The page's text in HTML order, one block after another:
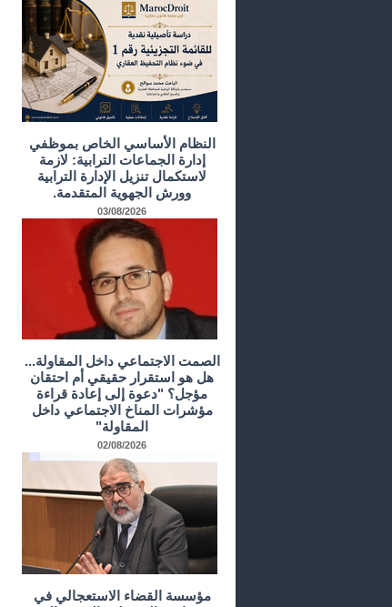
النظام الأساسي الخاص بموظفي
إدارة الجماعات الترابية: لازمة
لاستكمال تنزيل الإدارة الترابية
وورش الجهوية المتقدمة.
03/08/2026
الصمت الاجتماعي داخل المقاولة...
هل هو استقرار حقيقي أم احتقان
مؤجل؟ "دعوة إلى إعادة قراءة
مؤشرات المناخ الاجتماعي داخل
المقاولة"
02/08/2026
مؤسسة القضاء الاستعجالي في